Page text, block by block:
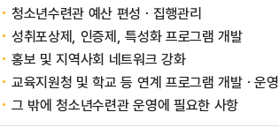
청소년수련관 예산 편성ㆍ집행관리
성취포상제, 인증제, 특성화 프로그램 개발
홍보 및 지역사회 네트워크 강화
교육지원청 및 학교 등 연계 프로그램 개발ㆍ운영
그 밖에 청소년수련관 운영에 필요한 사항